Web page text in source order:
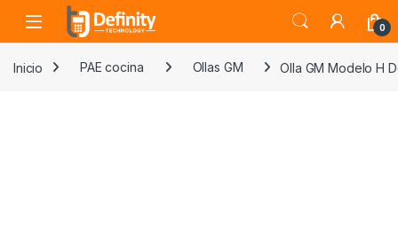
Skip to navigation
Skip to content
Open 0
Inicio PAE cocina Ollas GM Olla GM Modelo H